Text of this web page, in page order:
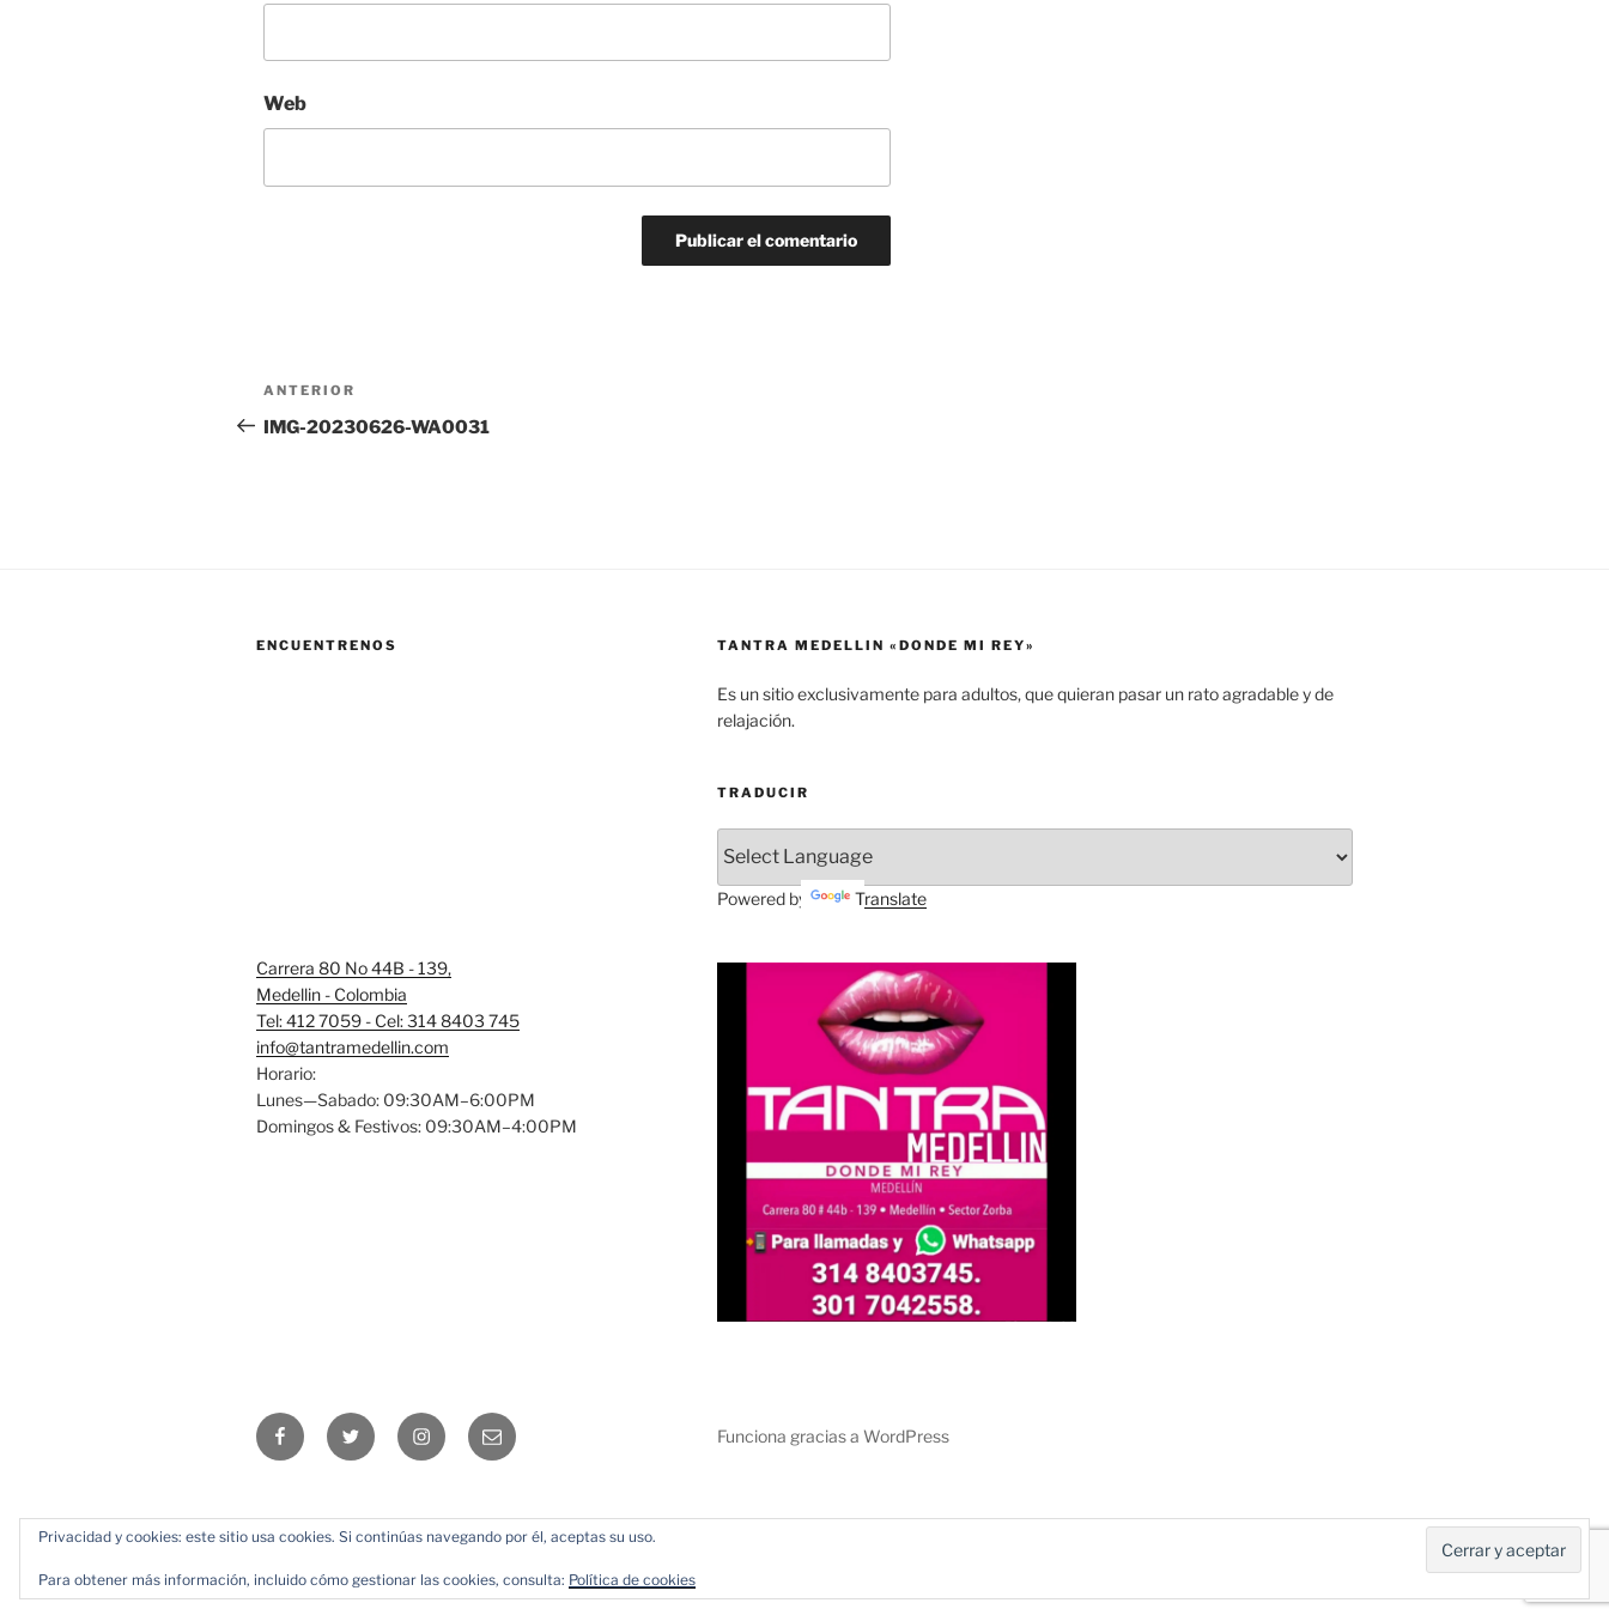
Web
Navegación
de
Entrada
anterior:
ANTERIOR
IMG-20230626-WA0031
ENCUENTRENOS
Carrera 80 No 44B - 139,
Medellin - Colombia
Tel: 412 7059 - Cel: 314 8403 745
info@tantramedellin.com
Horario:
Lunes—Sabado: 09:30AM–6:00PM
Domingos & Festivos: 09:30AM–4:00PM
TANTRA MEDELLIN «DONDE MI REY»
Es un sitio exclusivamente para adultos, que quieran pasar un rato agradable y de
relajación.
TRADUCIR
Powered by Translate
FacebookTwitter InstagramEmail Funciona gracias a WordPress
Privacidad y cookies: este sitio usa cookies. Si continúas navegando por él, aceptas su uso.
Para obtener más información, incluido cómo gestionar las cookies, consulta: Política de cookies